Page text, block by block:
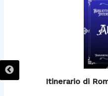
Itinerario di